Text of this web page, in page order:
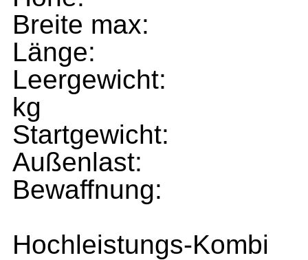
Breite max:
Länge:
Leergewicht:
kg
Startgewicht:
Außenlast:
Bewaffnung:
Hochleistungs-Kombi